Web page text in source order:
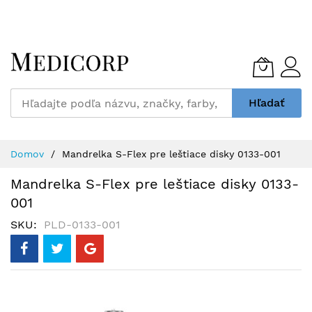
to
Content
Hľadať
Domov Mandrelka S-Flex pre leštiace disky 0133-001
Mandrelka S-Flex pre leštiace disky 0133-
001
SKU PLD-0133-001